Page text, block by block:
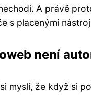
A právě
s placenými
není
myslí, že když si